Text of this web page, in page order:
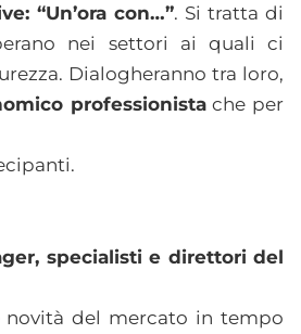
“Un’ora con…”. Si tratta di
nei settori ai quali ci
Dialogheranno tra loro,
professionistache per
specialisti e direttori del
novità del mercato in tempo